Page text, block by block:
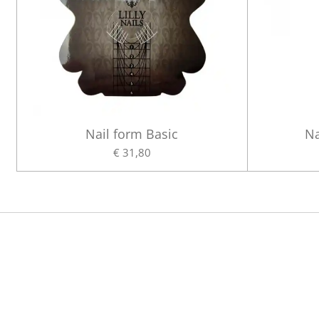
Nail form Basic
€ 31,80